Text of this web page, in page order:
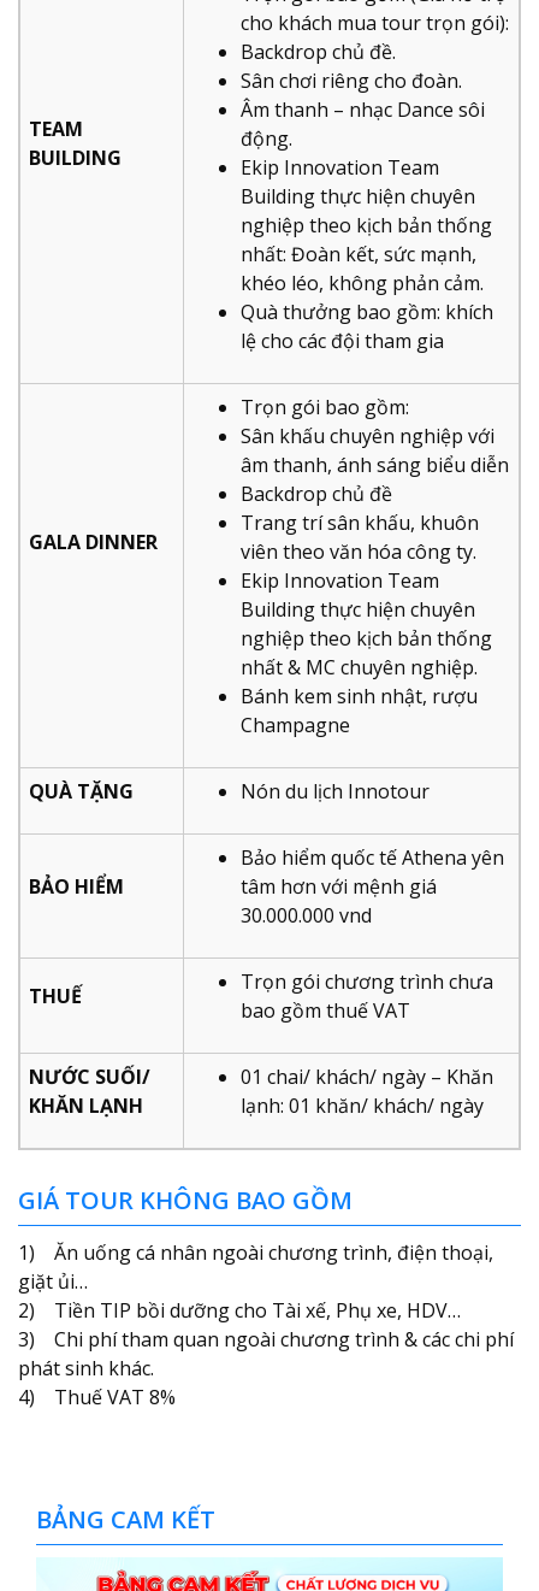
TEAM
BUILDING
cho khách mua tour trọn gói):
Backdrop chủ đề.
Sân chơi riêng cho đoàn.
Âm thanh – nhạc Dance sôi
động.
Ekip Innovation Team
Building thực hiện chuyên
nghiệp theo kịch bản thống
nhất: Đoàn kết, sức mạnh,
khéo léo, không phản cảm.
Quà thưởng bao gồm: khích
lệ cho các đội tham gia
GALA DINNER
Trọn gói bao gồm:
Sân khấu chuyên nghiệp với
âm thanh, ánh sáng biểu diễn
Backdrop chủ đề
Trang trí sân khấu, khuôn
viên theo văn hóa công ty.
Ekip Innovation Team
Building thực hiện chuyên
nghiệp theo kịch bản thống
nhất & MC chuyên nghiệp.
Bánh kem sinh nhật, rượu
Champagne
QUÀ TẶNG Nón du lịch Innotour
BẢO HIỂM
Bảo hiểm quốc tế Athena yên
tâm hơn với mệnh giá
30.000.000 vnd
THUẾ
Trọn gói chương trình chưa
bao gồm thuế VAT
NƯỚC SUỐI/
KHĂN LẠNH
01 chai/ khách/ ngày – Khăn
lạnh: 01 khăn/ khách/ ngày
GIÁ TOUR KHÔNG BAO GỒM
1) Ăn uống cá nhân ngoài chương trình, điện thoại,
giặt ủi…
2) Tiền TIP bồi dưỡng cho Tài xế, Phụ xe, HDV…
3) Chi phí tham quan ngoài chương trình & các chi phí
phát sinh khác.
4) Thuế VAT 8%
BẢNG CAM KẾT